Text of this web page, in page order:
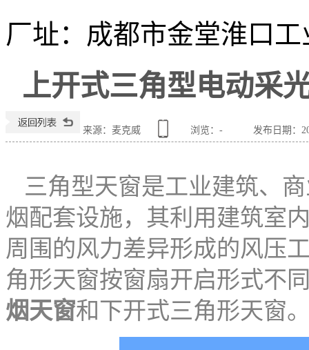
厂址： 成都市金堂淮口
上开式三角型电动采
来源：麦克威 浏览： - 发布日期：
三角型天窗是工业建筑、
烟配套设施，其利用建筑室
周围的风力差异形成的风压
角形天窗按窗扇开启形式不
烟天窗和下开式三角形天窗